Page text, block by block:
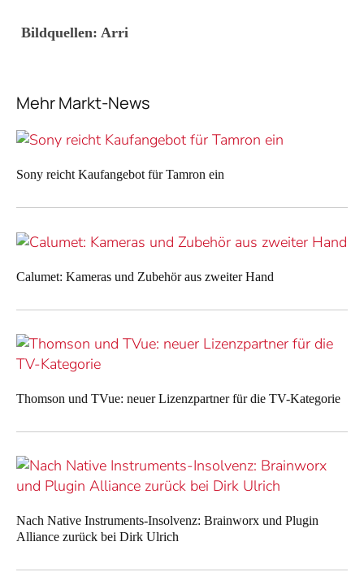
Bildquellen: Arri
Mehr Markt-News
Sony reicht Kaufangebot für Tamron ein
Calumet: Kameras und Zubehör aus zweiter Hand
Thomson und TVue: neuer Lizenzpartner für die TV-Kategorie
Nach Native Instruments-Insolvenz: Brainworx und Plugin
Alliance zurück bei Dirk Ulrich